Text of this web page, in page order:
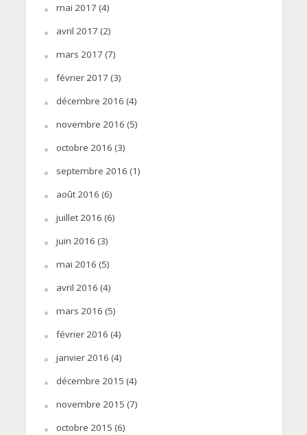
mai 2017 (4)
avril 2017 (2)
mars 2017 (7)
février 2017 (3)
décembre 2016 (4)
novembre 2016 (5)
octobre 2016 (3)
septembre 2016 (1)
août 2016 (6)
juillet 2016 (6)
juin 2016 (3)
mai 2016 (5)
avril 2016 (4)
mars 2016 (5)
février 2016 (4)
janvier 2016 (4)
décembre 2015 (4)
novembre 2015 (7)
octobre 2015 (6)